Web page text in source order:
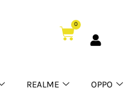
0
Cart
REALME OPPO